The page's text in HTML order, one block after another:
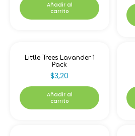
Añadir al
carrito
Little Trees Lavander 1
Pack
$3,20
Añadir al
carrito